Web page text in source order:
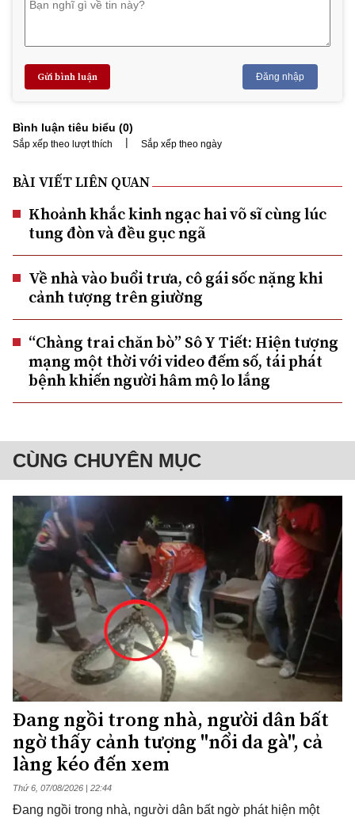
Gửi bình luận Đăng nhập
Bình luận tiêu biểu (0)
Sắp xếp theo lượt thích | Sắp xếp theo ngày
BÀI VIẾT LIÊN QUAN
Khoảnh khắc kinh ngạc hai võ sĩ cùng lúc
tung đòn và đều gục ngã
Về nhà vào buổi trưa, cô gái sốc nặng khi
cảnh tượng trên giường
“Chàng trai chăn bò” Sô Y Tiết: Hiện tượng
mạng một thời với video đếm số, tái phát
bệnh khiến người hâm mộ lo lắng
CÙNG CHUYÊN MỤC
Đang ngồi trong nhà, người dân bất
ngờ thấy cảnh tượng "nổi da gà", cả
làng kéo đến xem
Thứ 6, 07/08/2026 | 22:44
Đang ngồi trong nhà, người dân bất ngờ phát hiện một